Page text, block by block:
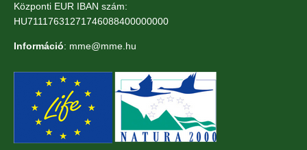
Központi EUR IBAN szám:
HU71117631271746088400000000
Információ: mme@mme.hu